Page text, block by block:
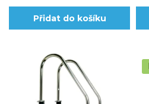
Přidat do košíku